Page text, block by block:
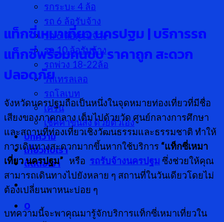
รกระบะ 4 ล้อ
รถ 6 ล้อรับจ้าง
รถ 6 ล้อตู้รับจ้าง
รถ 10 ล้อรับจ้าง
รถพ่วง 18-22ล้อ
รถเทรลเลอ
รถโลเบท
เครน
เช็คค่าขนส่ง ด้วยตัวเอง
บทความ
เกี่ยวกับเรา
ติดต่อเรา
0
แท็กซี่เหมาเที่ยว นครปฐม| บริการรถ
แท็กซี่พร้อมคนขับ ราคาถูก สะดวก
ปลอดภัย
จังหวัดนครปฐมถือเป็นหนึ่งในจุดหมายท่องเที่ยวที่มีชื่อ
เสียงของภาคกลาง เต็มไปด้วยวัด ศูนย์กลางการศึกษา
และสถานที่ท่องเที่ยวเชิงวัฒนธรรมและธรรมชาติ ทำให้
การเดินทางสะดวกมากขึ้นหากใช้บริการ “แท็กซี่เหมา
เที่ยว นครปฐม” หรือ รถรับจ้างนครปฐม ซึ่งช่วยให้คุณ
สามารถเดินทางไปยังหลาย ๆ สถานที่ในวันเดียวโดยไม่
ต้องเปลี่ยนพาหนะบ่อย ๆ
บทความนี้จะพาคุณมารู้จักบริการแท็กซี่เหมาเที่ยวใน